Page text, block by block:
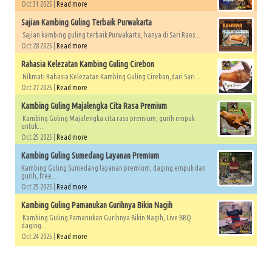
Oct 31 2025 | Read more
Sajian Kambing Guling Terbaik Purwakarta
Sajian kambing guling terbaik Purwakarta, hanya di Sari Raos....
Oct 28 2025 | Read more
Rahasia Kelezatan Kambing Guling Cirebon
Nikmati Rahasia Kelezatan Kambing Guling Cirebon,dari Sari...
Oct 27 2025 | Read more
Kambing Guling Majalengka Cita Rasa Premium
Kambing Guling Majalengka cita rasa premium, gurih empuk
untuk...
Oct 25 2025 | Read more
Kambing Guling Sumedang Layanan Premium
Kambing Guling Sumedang layanan premium, daging empuk dan
gurih, free...
Oct 25 2025 | Read more
Kambing Guling Pamanukan Gurihnya Bikin Nagih
Kambing Guling Pamanukan Gurihnya Bikin Nagih, Live BBQ
daging...
Oct 24 2025 | Read more